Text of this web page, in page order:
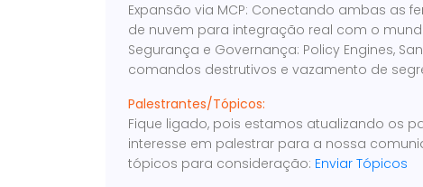
Expansão via MCP: Conectando ambas as
de nuvem para integração real com o
Segurança e Governança: Policy Engines,
comandos destrutivos e vazamento de
Palestrantes/Tópicos:
Fique ligado, pois estamos atualizando os
interesse em palestrar para a nossa
tópicos para consideração: Enviar Tópicos